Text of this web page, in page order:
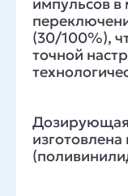
(30/100%),
точной
Дозирующая
изготовлена